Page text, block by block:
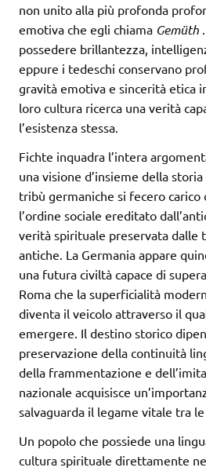
non unito alla più profonda
emotiva che egli chiama Gemüth
possedere brillantezza,
eppure i tedeschi conservano
gravità emotiva e sincerità etica
loro cultura ricerca una verità
l’esistenza stessa.
Fichte inquadra l’intera
una visione d’insieme della
tribù germaniche si fecero carico
l’ordine sociale ereditato
verità spirituale preservata dalle
antiche. La Germania appare
una futura civiltà capace di
Roma che la superficialità
diventa il veicolo attraverso il
emergere. Il destino storico
preservazione della continuità
della frammentazione e
nazionale acquisisce
salvaguarda il legame vitale tra
Un popolo che possiede una
cultura spirituale direttamente